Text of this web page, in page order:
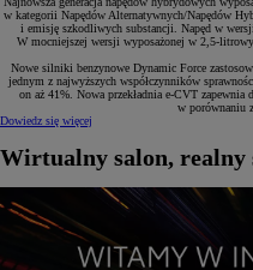
w kategorii Napędów Alternatywnych/Napędów
i emisję szkodliwych substancji. Napęd w
W mocniejszej wersji wyposażonej w 2,5-
Nowe silniki benzynowe Dynamic Force
jednym z najwyższych współczynników
on aż 41%. Nowa przekładnia e-CVT
w porównaniu
Dowiedz się więcej
Wirtualny salon, realny